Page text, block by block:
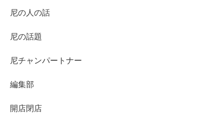
尼の人の話
尼の話題
尼チャンパートナー
編集部
開店閉店